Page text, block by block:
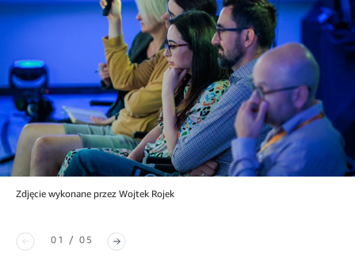
Zdjęcie wykonane przez Wojtek Rojek
01 / 05